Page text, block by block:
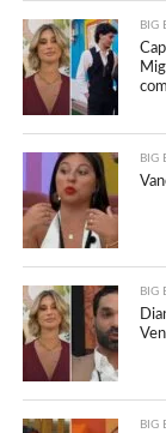
BIG
BIG
BIG
BIG